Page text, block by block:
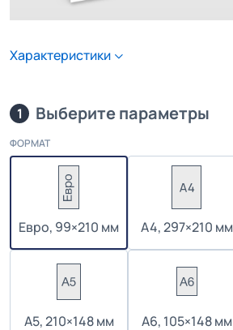
Характеристики
1 Выберите параметры
ФОРМАТ
Евро, 99×210 мм А4, 297×210 мм
А5, 210×148 мм А6, 105×148 мм